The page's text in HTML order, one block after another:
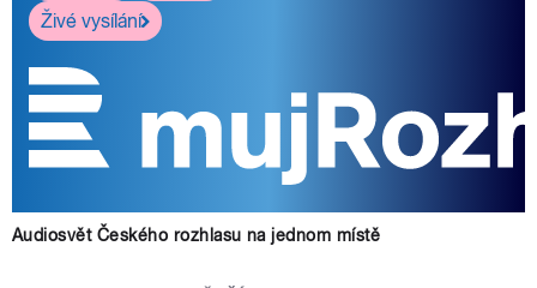
Živé vysílání
Audiosvět Českého rozhlasu na jednom místě